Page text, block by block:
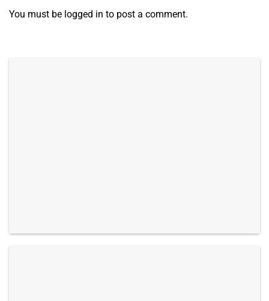
You must be logged in to post a comment.